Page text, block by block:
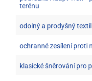
terénu
odolný a prodyšný
ochranné zesílení proti
klasické šněrování pro